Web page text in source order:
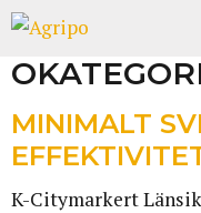
MINIMALT
K-Citymarkert